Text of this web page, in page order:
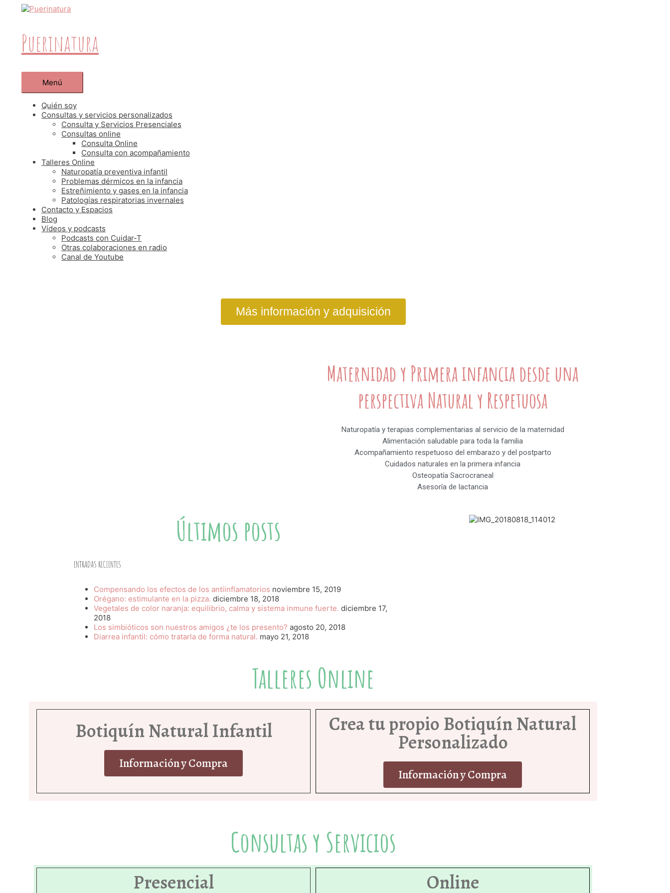
Puerinatura
Menú
Quién soy
Consultas y servicios personalizados
Consulta y Servicios Presenciales
Consultas online
Consulta Online
Consulta con acompañamiento
Talleres Online
Naturopatía preventiva infantil
Problemas dérmicos en la infancia
Estreñimiento y gases en la infancia
Patologías respiratorias invernales
Contacto y Espacios
Blog
Vídeos y podcasts
Podcasts con Cuidar-T
Otras colaboraciones en radio
Canal de Youtube
Más información y adquisición
Maternidad y Primera infancia desde una
perspectiva Natural y Respetuosa
Naturopatía y terapias complementarias al servicio de la maternidad
Alimentación saludable para toda la familia
Acompañamiento respetuoso del embarazo y del postparto
Cuidados naturales en la primera infancia
Osteopatía Sacrocraneal
Asesoría de lactancia
Últimos posts
ENTRADAS RECIENTES
Compensando los efectos de los antiinflamatorios noviembre 15, 2019
Orégano: estimulante en la pizza. diciembre 18, 2018
Vegetales de color naranja: equilibrio, calma y sistema inmune fuerte. diciembre 17,
2018
Los simbióticos son nuestros amigos ¿te los presento? agosto 20, 2018
Diarrea infantil: cómo tratarla de forma natural. mayo 21, 2018
Talleres Online
Botiquín Natural Infantil
Información y Compra
Crea tu propio Botiquín Natural
Personalizado
Información y Compra
Consultas y Servicios
Presencial Online